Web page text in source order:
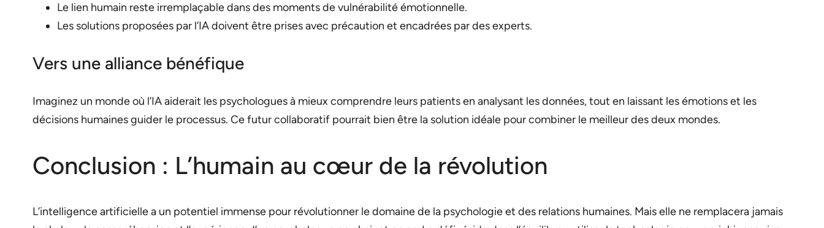
Le lien humain reste irremplaçable dans des moments de vulnérabilité émotionnelle.
Les solutions proposées par l’IA doivent être prises avec précaution et encadrées par des experts.
Vers une alliance bénéfique
Imaginez un monde où l’IA aiderait les psychologues à mieux comprendre leurs patients en analysant les données, tout en laissant les émotions et les
décisions humaines guider le processus. Ce futur collaboratif pourrait bien être la solution idéale pour combiner le meilleur des deux mondes.
Conclusion : L’humain au cœur de la révolution
L’intelligence artificielle a un potentiel immense pour révolutionner le domaine de la psychologie et des relations humaines. Mais elle ne remplacera jamais